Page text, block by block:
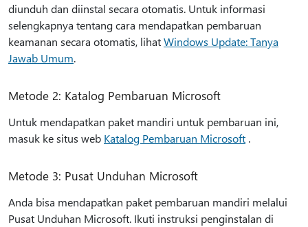
diunduh dan diinstal secara otomatis. Untuk informasi
selengkapnya tentang cara mendapatkan pembaruan
keamanan secara otomatis, lihatWindows Update: Tanya
Jawab Umum.
Metode 2: Katalog Pembaruan Microsoft
Untuk mendapatkan paket mandiri untuk pembaruan ini,
masuk ke situs web Katalog Pembaruan Microsoft .
Metode 3: Pusat Unduhan Microsoft
Anda bisa mendapatkan paket pembaruan mandiri melalui
Pusat Unduhan Microsoft. Ikuti instruksi penginstalan di